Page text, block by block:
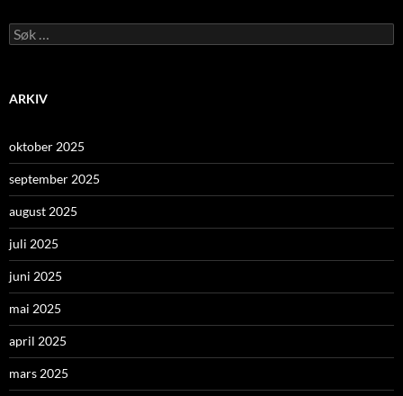
Leit
etter:
ARKIV
oktober 2025
september 2025
august 2025
juli 2025
juni 2025
mai 2025
april 2025
mars 2025